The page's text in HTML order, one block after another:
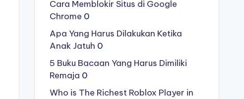
Cara Memblokir Situs di Google
Chrome 0
Apa Yang Harus Dilakukan Ketika
Anak Jatuh 0
5 Buku Bacaan Yang Harus Dimiliki
Remaja 0
Who is The Richest Roblox Player in